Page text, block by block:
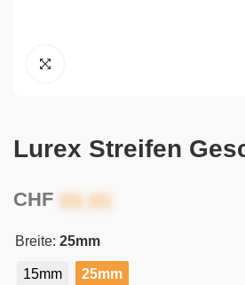
Lurex Streifen
CHF
Breite: 25mm
15mm 25mm